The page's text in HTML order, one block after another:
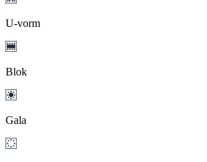
U-vorm
Blok
Gala